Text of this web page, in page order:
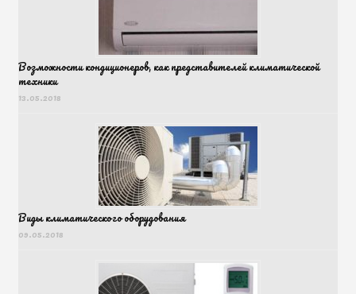
Возможности кондиционеров, как представителей климатической
техники
13.05.2018
Виды климатического оборудования
09.05.2018